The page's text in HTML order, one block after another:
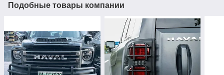
Подобные товары компании